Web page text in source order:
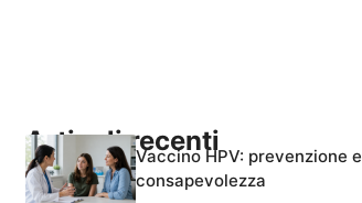
Articoli recentiVaccino HPV: prevenzione e
consapevolezza